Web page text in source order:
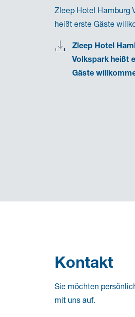
Zleep Hotel Hamburg
heißt erste Gäste
Zleep Hotel
Volkspark heißt
Gäste
Kontakt
Sie möchten
mit uns auf.